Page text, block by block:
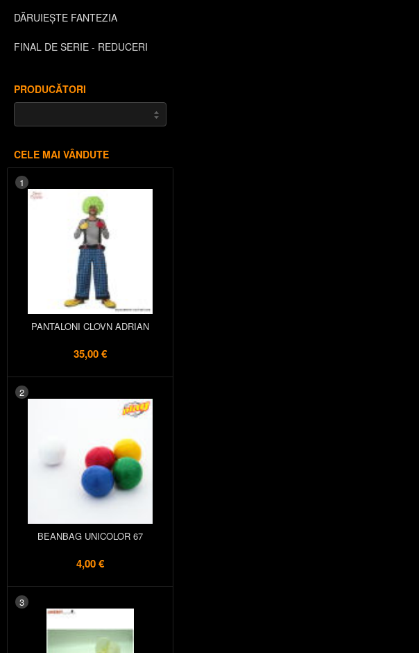
DĂRUIEȘTE FANTEZIA
FINAL DE SERIE - REDUCERI
PRODUCĂTORI
CELE MAI VÂNDUTE
1
PANTALONI CLOVN ADRIAN
35,00 €
2
BEANBAG UNICOLOR 67
4,00 €
3